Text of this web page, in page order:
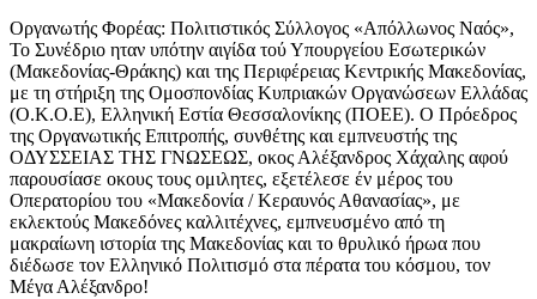
Οργανωτής Φορέας: Πολιτιστικός Σύλλογος «Απόλλωνος Ναός»,
Το Συνέδριο ηταν υπότην αιγίδα τού Υπουργείου Εσωτερικών
(Μακεδονίας-Θράκης) και της Περιφέρειας Κεντρικής Μακεδονίας,
με τη στήριξη της Ομοσπονδίας Κυπριακών Οργανώσεων Ελλάδας
(Ο.Κ.Ο.Ε), Ελληνική Εστία Θεσσαλονίκης (ΠΟΕΕ). Ο Πρόεδρος
της Οργανωτικής Επιτροπής, συνθέτης και εμπνευστής της
ΟΔΥΣΣΕΙΑΣ ΤΗΣ ΓΝΩΣΕΩΣ, οκος Αλέξανδρος Χάχαλης αφού
παρουσίασε οκους τους ομιλητες, εξετέλεσε έν μέρος του
Οπερατορίου του «Μακεδονία / Κεραυνός Αθανασίας», με
εκλεκτούς Μακεδόνες καλλιτέχνες, εμπνευσμένο από τη
μακραίωνη ιστορία της Μακεδονίας και το θρυλικό ήρωα που
διέδωσε τον Ελληνικό Πολιτισμό στα πέρατα του κόσμου, τον
Μέγα Αλέξανδρο!